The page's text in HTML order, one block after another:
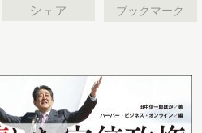
ブックマーク